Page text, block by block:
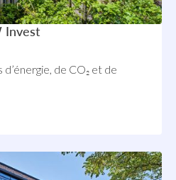
Invest
de CO₂ et de